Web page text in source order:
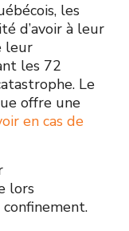
les
d’avoir à leur
leur
les 72
Le
offre une
en cas de
lors